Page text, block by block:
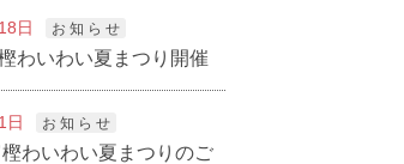
日 お 知 ら せ
わいわい夏まつり開催
日 お 知 ら せ
わいわい夏まつりのご